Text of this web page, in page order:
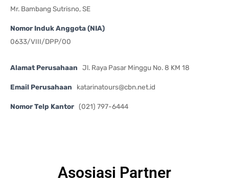
Mr. Bambang Sutrisno, SE
Nomor Induk Anggota (NIA)
0633/VIII/DPP/00
Alamat Perusahaan Jl. Raya Pasar Minggu No. 8 KM 18
Email Perusahaan katarinatours@cbn.net.id
Nomor Telp Kantor (021) 797-6444
Asosiasi Partner